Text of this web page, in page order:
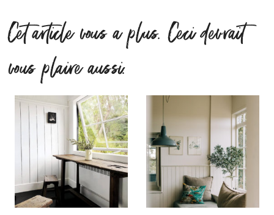
Cet article vous a plus. Ceci devrait
vous plaire aussi.